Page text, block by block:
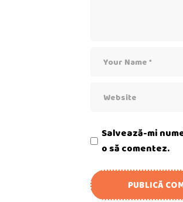
Salvează-mi
o să comentez.
PUBLICĂ